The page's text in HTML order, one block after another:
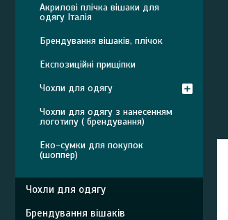
Акрилові плічка вішаки для
одягу Італія
Брендування вішаків, плічок
Експозиційні прищіпки
Чохли для одягу
Чохли для одягу з нанесенням
логотипу ( брендування)
Еко-сумки для покупок
(шоппер)
Чохли для одягу
Брендування вішаків